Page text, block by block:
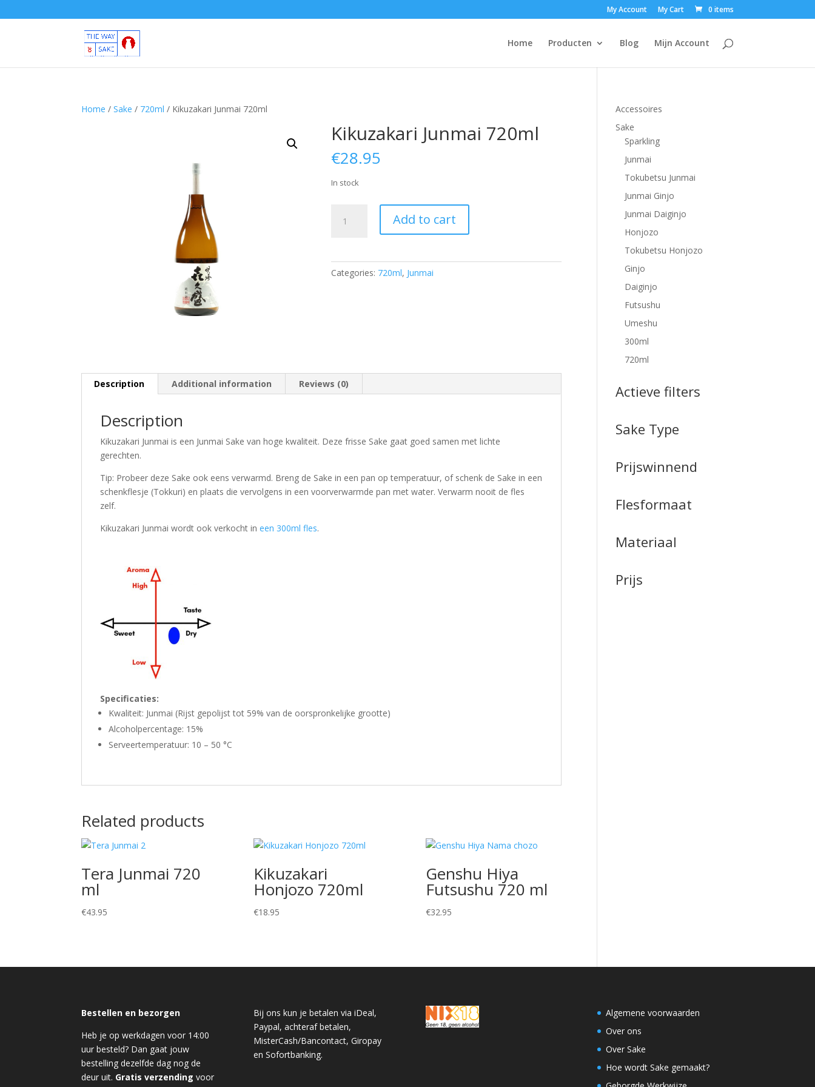
My Account My Cart 0 items
Home Producten Blog Mijn Account
Home /Sake / 720ml / Kikuzakari Junmai 720ml
Kikuzakari Junmai 720ml
€28.95
In stock
Junmai
Add to cart
Categories: 720ml, Junmai
Description Additional information Reviews (0)
Description
Kikuzakari Junmai is een Junmai Sake van hoge kwaliteit. Deze frisse Sake gaat goed samen met lichte
gerechten.
Tip: Probeer deze Sake ook eens verwarmd. Breng de Sake in een pan op temperatuur, of schenk de Sake in een
schenkflesje (Tokkuri) en plaats die vervolgens in een voorverwarmde pan met water. Verwarm nooit de fles
zelf.
Kikuzakari Junmai wordt ook verkocht ineen 300ml fles.
Specificaties:
Kwaliteit: Junmai (Rijst gepolijst tot 59% van de oorspronkelijke grootte)
Alcoholpercentage: 15%
Serveertemperatuur: 10 – 50 °C
Related products
Tera Junmai 720
ml
€43.95
Kikuzakari
Honjozo 720ml
€18.95
Genshu Hiya
Futsushu 720 ml
€32.95
Accessoires
Sake
Sparkling
Junmai
Tokubetsu Junmai
Junmai Ginjo
Junmai Daiginjo
Honjozo
Tokubetsu Honjozo
Ginjo
Daiginjo
Futsushu
Umeshu
300ml
720ml
Actieve filters
Sake Type
Prijswinnend
Flesformaat
Materiaal
Prijs
Bestellen en bezorgen
Heb je op werkdagen voor 14:00
uur besteld? Dan gaat jouw
bestelling dezelfde dag nog de
deur uit. Gratis verzendingvoor
Bij ons kun je betalen via iDeal,
Paypal, achteraf betalen,
MisterCash/Bancontact, Giropay
en Sofortbanking.
Algemene voorwaarden
Over ons
Over Sake
Hoe wordt Sake gemaakt?